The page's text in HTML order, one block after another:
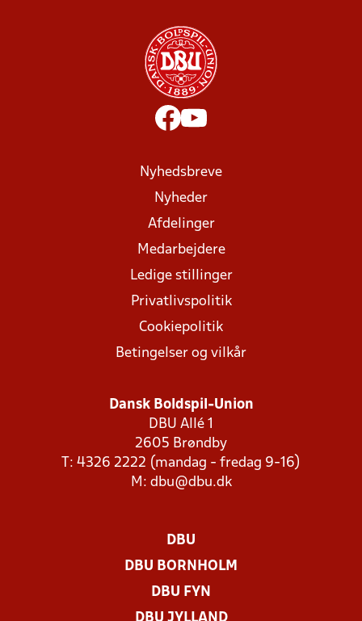
Nyhedsbreve
Nyheder
Afdelinger
Medarbejdere
Ledige stillinger
Privatlivspolitik
Cookiepolitik
Betingelser og vilkår
Dansk Boldspil-Union
DBU Allé 1
2605 Brøndby
T: 4326 2222 (mandag - fredag 9-16)
M: dbu@dbu.dk
DBU
DBU BORNHOLM
DBU FYN